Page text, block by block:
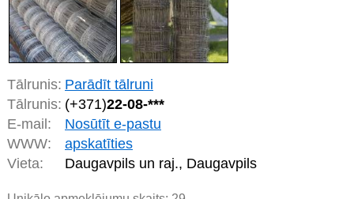
Tālrunis: Parādīt tālruni
Tālrunis: (+371)22-08-***
E-mail:
Nosūtīt e-pastu
WWW:
apskatīties
Vieta:
Daugavpils un raj., Daugavpils